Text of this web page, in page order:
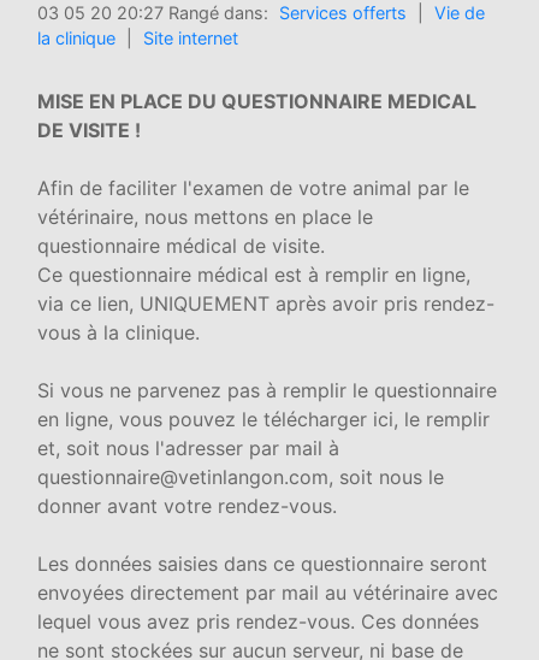
03 05 20 20:27 Rangé dans: Services offerts
Vie de
la clinique
Site internet
MISE EN PLACE DU QUESTIONNAIRE MEDICAL
DE VISITE !
Afin de faciliter l'examen de votre animal par le
vétérinaire, nous mettons en place le
questionnaire médical de visite.
Ce questionnaire médical est à remplir en ligne,
via ce lien, UNIQUEMENT après avoir pris rendez-
vous à la clinique.
Si vous ne parvenez pas à remplir le questionnaire
en ligne, vous pouvez le télécharger ici, le remplir
et, soit nous l'adresser par mail à
questionnaire@vetinlangon.com, soit nous le
donner avant votre rendez-vous.
Les données saisies dans ce questionnaire seront
envoyées directement par mail au vétérinaire avec
lequel vous avez pris rendez-vous. Ces données
ne sont stockées sur aucun serveur, ni base de